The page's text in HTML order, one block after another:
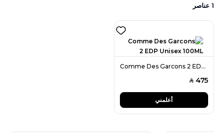
1 عناصر
Comme Des Garcons 2 EDP Unisex 100ML
SAR 475
أعلمني